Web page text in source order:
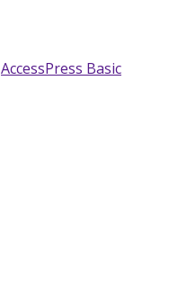
AccessPress Basic